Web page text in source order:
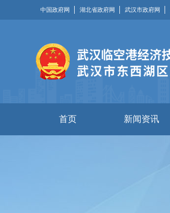
中国政府网 湖北省政府网 武汉市政府网
首页 新闻资讯